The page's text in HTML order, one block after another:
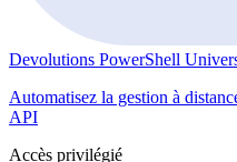
Devolutions PowerShell
Automatisez la gestion à
API
Accès privilégié